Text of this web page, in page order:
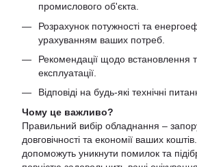
промислового об'єкта.
Розрахунок потужності та
урахуванням ваших потреб.
Рекомендації щодо встановлення
експлуатації.
Відповіді на будь-які технічні
Чому це важливо?
Правильний вибір обладнання –
довговічності та економії ваших
допоможуть уникнути помилок та